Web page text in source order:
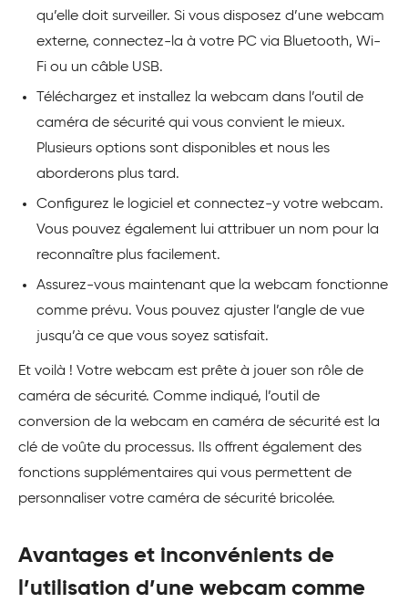
qu’elle doit surveiller. Si vous disposez d’une webcam
externe, connectez-la à votre PC via Bluetooth, Wi-
Fi ou un câble USB.
Téléchargez et installez la webcam dans l’outil de
caméra de sécurité qui vous convient le mieux.
Plusieurs options sont disponibles et nous les
aborderons plus tard.
Configurez le logiciel et connectez-y votre webcam.
Vous pouvez également lui attribuer un nom pour la
reconnaître plus facilement.
Assurez-vous maintenant que la webcam fonctionne
comme prévu. Vous pouvez ajuster l’angle de vue
jusqu’à ce que vous soyez satisfait.
Et voilà ! Votre webcam est prête à jouer son rôle de
caméra de sécurité. Comme indiqué, l’outil de
conversion de la webcam en caméra de sécurité est la
clé de voûte du processus. Ils offrent également des
fonctions supplémentaires qui vous permettent de
personnaliser votre caméra de sécurité bricolée.
Avantages et inconvénients de
l’utilisation d’une webcam comme